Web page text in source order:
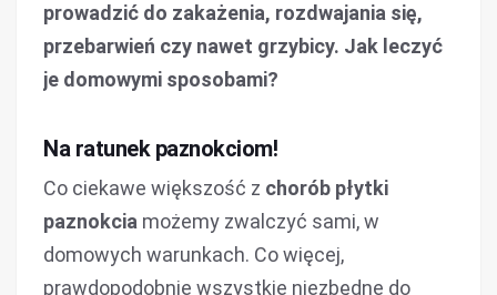
prowadzić do zakażenia, rozdwajania się,
przebarwień czy nawet grzybicy. Jak leczyć
je domowymi sposobami?
Na ratunek paznokciom!
Co ciekawe większość z chorób płytki
paznokcia możemy zwalczyć sami, w
domowych warunkach. Co więcej,
prawdopodobnie wszystkie niezbędne do